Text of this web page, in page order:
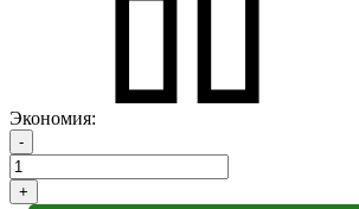
Экономия:
-
+